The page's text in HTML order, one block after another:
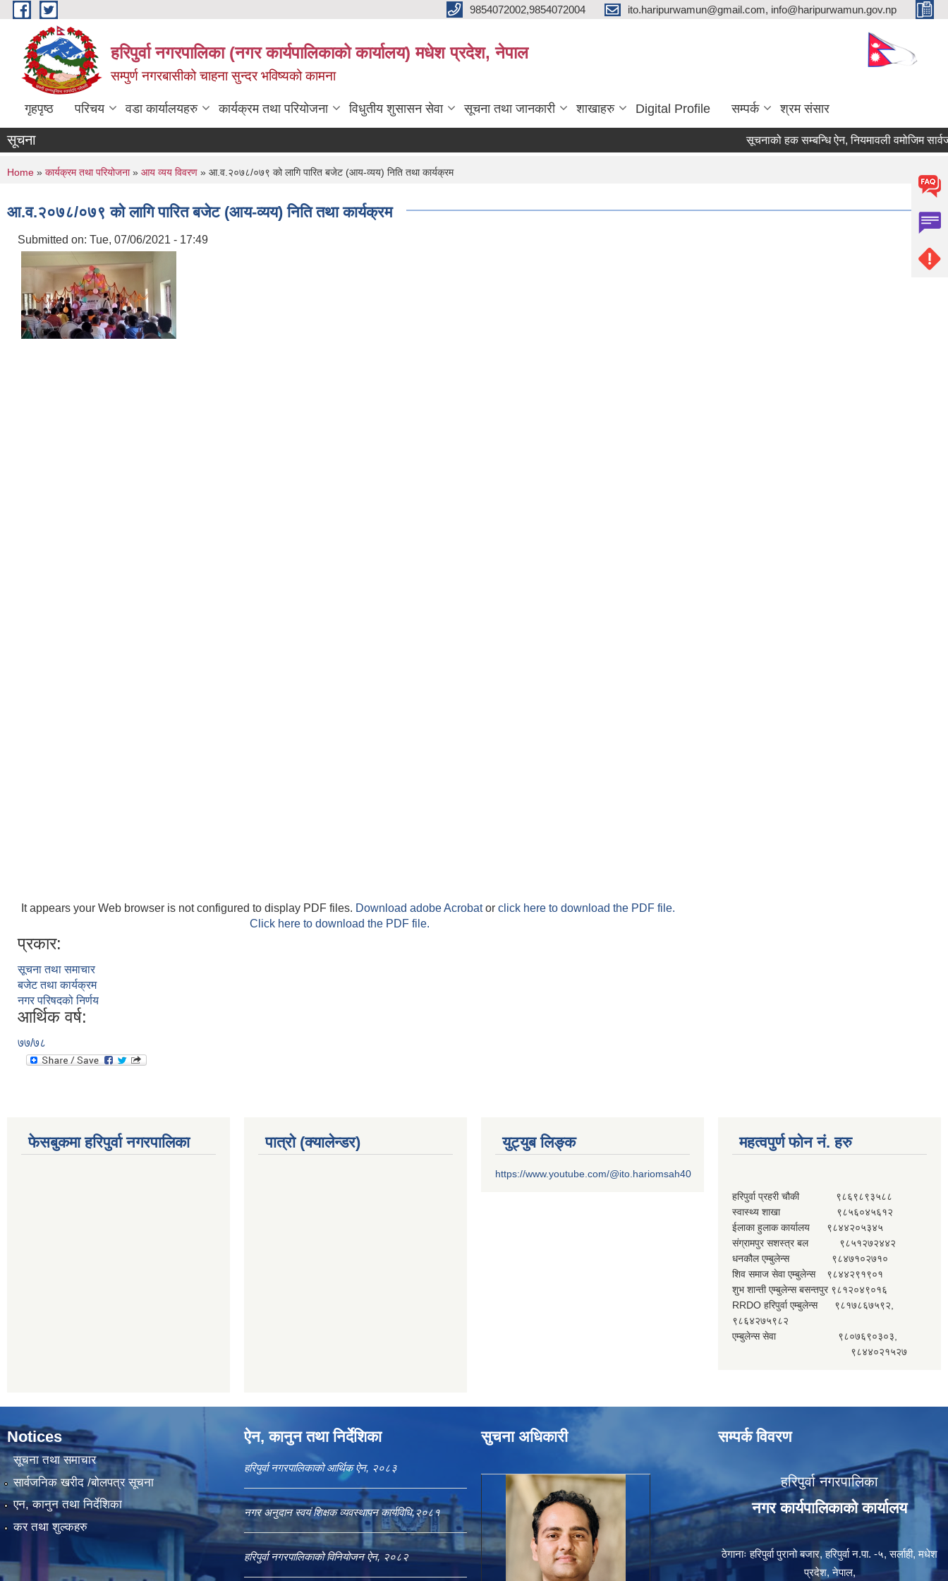
Skip to main content 9854072002,9854072004 ito.haripurwamun@gmail.com, info@haripurwamun.gov.np
हरिपुर्वा नगरपालिका (नगर कार्यपालिकाको कार्यालय) मधेश प्रदेश, नेपाल
सम्पुर्ण नगरबासीको चाहना सुन्दर भविष्यको कामना
गृहपृष्ठ परिचय वडा कार्यालयहरु कार्यक्रम तथा परियोजना विधुतीय शुसासन सेवा सूचना तथा जानकारी शाखाहरु Digital Profile सम्पर्क श्रम संसार
सूचना सूचनाको हक सम्बन्धि ऐन, नियमावली वमोजिम
You are here
Home » कार्यक्रम तथा परियोजना» आय व्यय विवरण » आ.व.२०७८/०७९ को लागि पारित बजेट (आय-व्यय) निति तथा कार्यक्रम
आ.व.२०७८/०७९ को लागि पारित बजेट (आय-व्यय) निति तथा कार्यक्रम
Submitted on: Tue, 07/06/2021 - 17:49
It appears your Web browser is not configured to display PDF files. Download adobe Acrobator click here to download the PDF file.
Click here to download the PDF file.
प्रकार:
सूचना तथा समाचार
बजेट तथा कार्यक्रम
नगर परिषदको निर्णय
आर्थिक वर्ष:
७७/७८
फेसबुकमा हरिपुर्वा नगरपालिका पात्रो (क्यालेन्डर) युट्युब लिङ्क
https://www.youtube.com/@ito.hariomsah40
महत्वपुर्ण फोन नं. हरु
हरिपुर्वा प्रहरी चौकी ९८६९८९३५८८
स्वास्थ्य शाखा ९८५६०४५६१२
ईलाका हुलाक कार्यालय ९८४४२०५३४५
संग्रामपुर सशस्त्र बल ९८५१२७२४४२
धनकौल एम्बुलेन्स ९८४७१०२७१०
शिव समाज सेवा एम्बुलेन्स ९८४४२९१९०१
शुभ शान्ती एम्बुलेन्स बसन्तपुर ९८१२०४९०१६
RRDO हरिपुर्वा एम्बुलेन्स ९८१७८६७५९२,
९८६४२७५९८२
एम्बुलेन्स सेवा ९८०७६९०३०३,
९८४४०२१५२७
Notices
सूचना तथा समाचार
सार्वजनिक खरीद /बोलपत्र सूचना
एन, कानुन तथा निर्देशिका
कर तथा शुल्कहरु
ऐन, कानुन तथा निर्देशिका
हरिपुर्वा नगरपालिकाको आर्थिक ऐन, २०८३
नगर अनुदान स्वयं शिक्षक व्यवस्थापन कार्यविधि,२०८१
हरिपुर्वा नगरपालिकाको विनियोजन ऐन, २०८२
सुचना अधिकारी सम्पर्क विवरण
हरिपुर्वा नगरपालिका
नगर कार्यपालिकाको कार्यालय
ठेगानाः हरिपुर्वा पुरानो बजार, हरिपुर्वा न.पा. -५, सर्लाही, मधेश
प्रदेश, नेपाल,